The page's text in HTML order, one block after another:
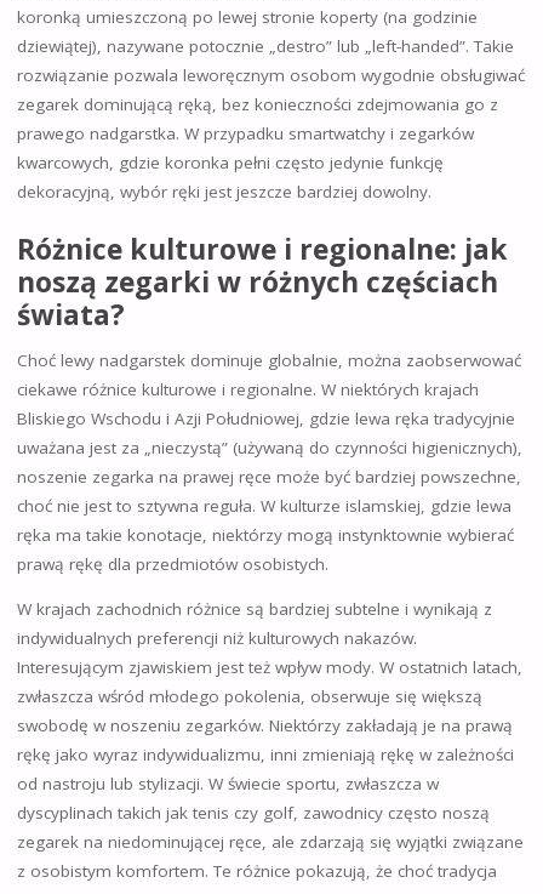
koronką umieszczoną po lewej stronie koperty (na godzinie
dziewiątej), nazywane potocznie „destro” lub „left-handed”. Takie
rozwiązanie pozwala leworęcznym osobom wygodnie obsługiwać
zegarek dominującą ręką, bez konieczności zdejmowania go z
prawego nadgarstka. W przypadku smartwatchy i zegarków
kwarcowych, gdzie koronka pełni często jedynie funkcję
dekoracyjną, wybór ręki jest jeszcze bardziej dowolny.
Różnice kulturowe i regionalne: jak
noszą zegarki w różnych częściach
świata?
Choć lewy nadgarstek dominuje globalnie, można zaobserwować
ciekawe różnice kulturowe i regionalne. W niektórych krajach
Bliskiego Wschodu i Azji Południowej, gdzie lewa ręka tradycyjnie
uważana jest za „nieczystą” (używaną do czynności higienicznych),
noszenie zegarka na prawej ręce może być bardziej powszechne,
choć nie jest to sztywna reguła. W kulturze islamskiej, gdzie lewa
ręka ma takie konotacje, niektórzy mogą instynktownie wybierać
prawą rękę dla przedmiotów osobistych.
W krajach zachodnich różnice są bardziej subtelne i wynikają z
indywidualnych preferencji niż kulturowych nakazów.
Interesującym zjawiskiem jest też wpływ mody. W ostatnich latach,
zwłaszcza wśród młodego pokolenia, obserwuje się większą
swobodę w noszeniu zegarków. Niektórzy zakładają je na prawą
rękę jako wyraz indywidualizmu, inni zmieniają rękę w zależności
od nastroju lub stylizacji. W świecie sportu, zwłaszcza w
dyscyplinach takich jak tenis czy golf, zawodnicy często noszą
zegarek na niedominującej ręce, ale zdarzają się wyjątki związane
z osobistym komfortem. Te różnice pokazują, że choć tradycja